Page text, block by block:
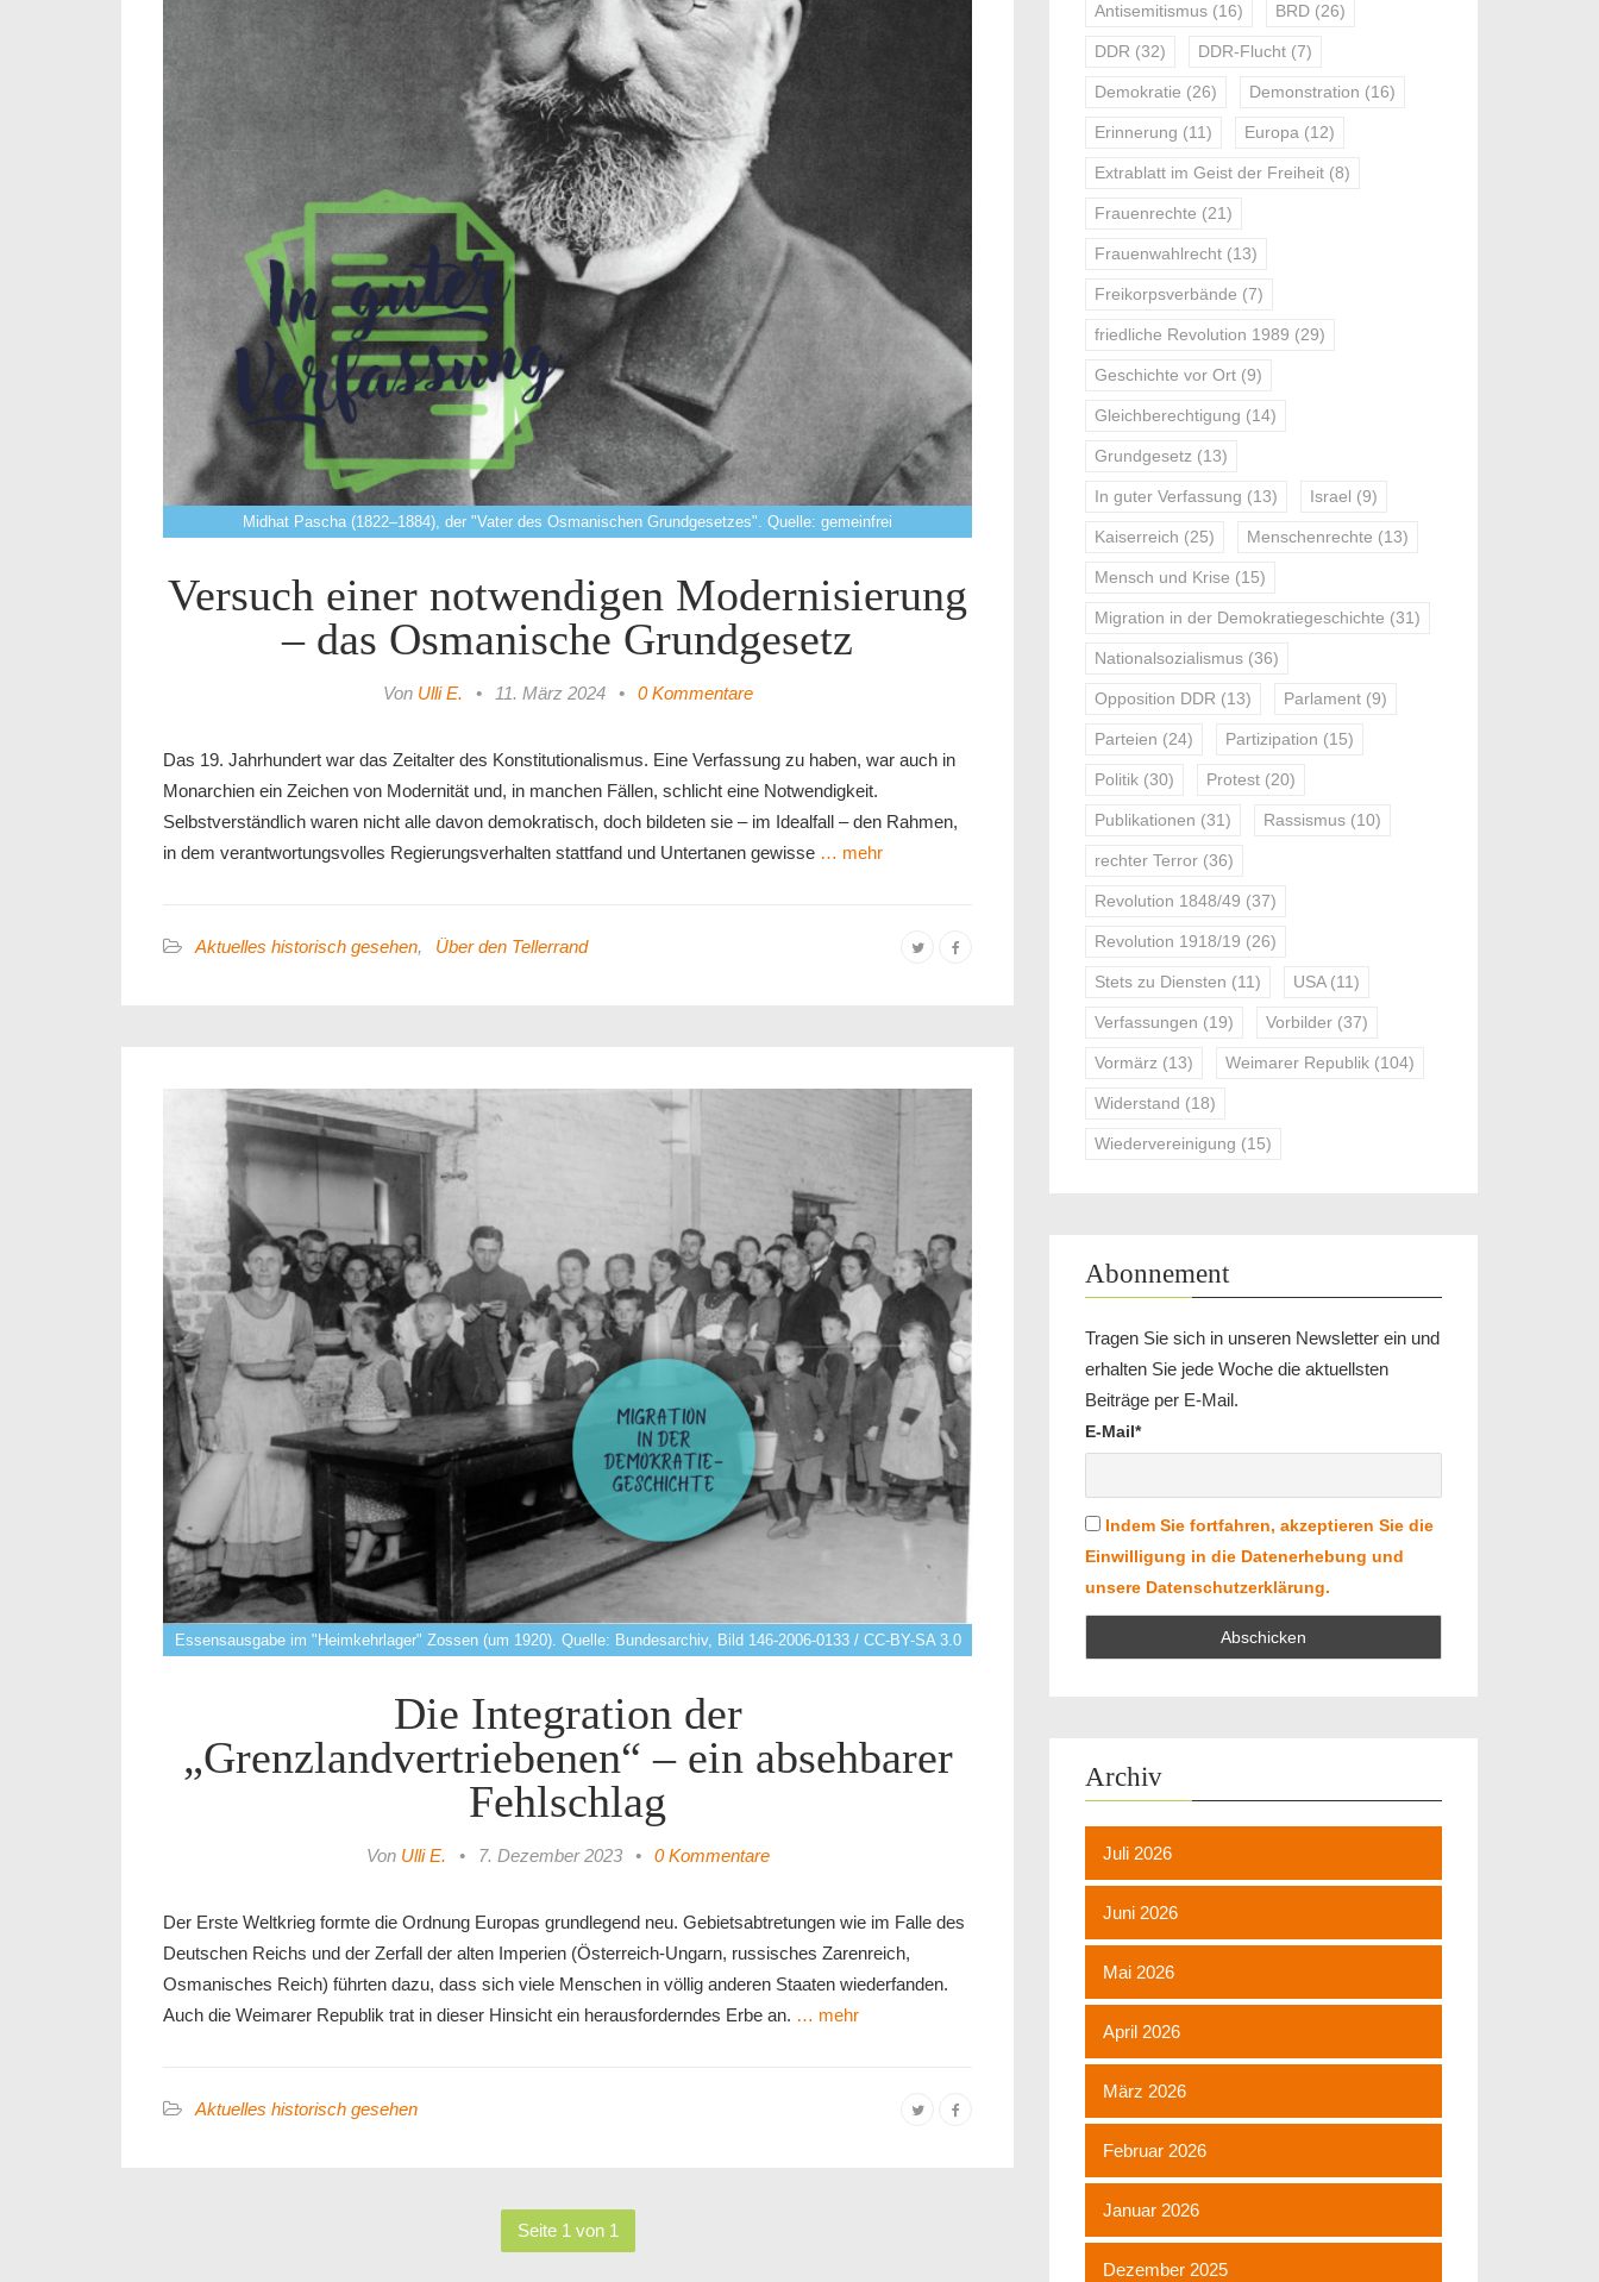
Midhat Pascha (1822–1884), der "Vater des Osmanischen Grundgesetzes". Quelle: gemeinfrei
Versuch einer notwendigen Modernisierung
– das Osmanische Grundgesetz
Von Ulli E. • 11. März 2024 • 0 Kommentare
Das 19. Jahrhundert war das Zeitalter des Konstitutionalismus. Eine Verfassung zu haben, war auch in
Monarchien ein Zeichen von Modernität und, in manchen Fällen, schlicht eine Notwendigkeit.
Selbstverständlich waren nicht alle davon demokratisch, doch bildeten sie – im Idealfall – den Rahmen,
in dem verantwortungsvolles Regierungsverhalten stattfand und Untertanen gewisse … mehr
Aktuelles historisch gesehen, Über den Tellerrand
Essensausgabe im "Heimkehrlager" Zossen (um 1920). Quelle: Bundesarchiv, Bild 146-2006-0133 / CC-BY-SA 3.0
Die Integration der
„Grenzlandvertriebenen“ – ein absehbarer
Fehlschlag
Von Ulli E. • 7. Dezember 2023 • 0 Kommentare
Der Erste Weltkrieg formte die Ordnung Europas grundlegend neu. Gebietsabtretungen wie im Falle des
Deutschen Reichs und der Zerfall der alten Imperien (Österreich-Ungarn, russisches Zarenreich,
Osmanisches Reich) führten dazu, dass sich viele Menschen in völlig anderen Staaten wiederfanden.
Auch die Weimarer Republik trat in dieser Hinsicht ein herausforderndes Erbe an. … mehr
Aktuelles historisch gesehen
Seite 1 von 1
Antisemitismus (16) BRD (26)
DDR (32) DDR-Flucht (7)
Demokratie (26) Demonstration (16)
Erinnerung (11) Europa (12)
Extrablatt im Geist der Freiheit (8)
Frauenrechte (21)
Frauenwahlrecht (13)
Freikorpsverbände (7)
friedliche Revolution 1989 (29)
Geschichte vor Ort (9)
Gleichberechtigung (14)
Grundgesetz (13)
In guter Verfassung (13) Israel (9)
Kaiserreich (25) Menschenrechte (13)
Mensch und Krise (15)
Migration in der Demokratiegeschichte (31)
Nationalsozialismus (36)
Opposition DDR (13) Parlament (9)
Parteien (24) Partizipation (15)
Politik (30) Protest (20)
Publikationen (31) Rassismus (10)
rechter Terror (36)
Revolution 1848/49 (37)
Revolution 1918/19 (26)
Stets zu Diensten (11) USA(11)
Verfassungen (19) Vorbilder (37)
Vormärz (13) Weimarer Republik (104)
Widerstand (18)
Wiedervereinigung (15)
Abonnement
Tragen Sie sich in unseren Newsletter ein und
erhalten Sie jede Woche die aktuellsten
Beiträge per E-Mail.
E-Mail*
Indem Sie fortfahren, akzeptieren Sie die
Einwilligung in die Datenerhebung und
unsere Datenschutzerklärung.
Archiv
Juli 2026
Juni 2026
Mai 2026
April 2026
März 2026
Februar 2026
Januar 2026
Dezember 2025